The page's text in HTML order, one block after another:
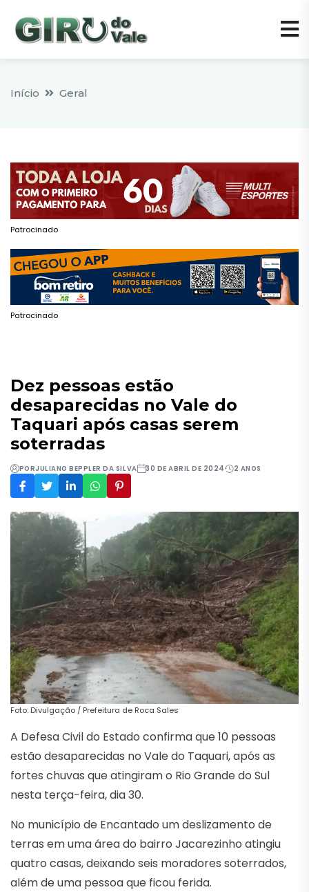
Início Geral
Patrocinado
Patrocinado
Dez pessoas estão
desaparecidas no Vale do
Taquari após casas serem
soterradas
PORJULIANO BEPPLER DA SILVA 30 DE ABRIL DE 2024 2 ANOS
Foto: Divulgação / Prefeitura de Roca Sales
A Defesa Civil do Estado confirma que 10 pessoas
estão desaparecidas no Vale do Taquari, após as
fortes chuvas que atingiram o Rio Grande do Sul
nesta terça-feira, dia 30.
No município de Encantado um deslizamento de
terras em uma área do bairro Jacarezinho atingiu
quatro casas, deixando seis moradores soterrados,
além de uma pessoa que ficou ferida.